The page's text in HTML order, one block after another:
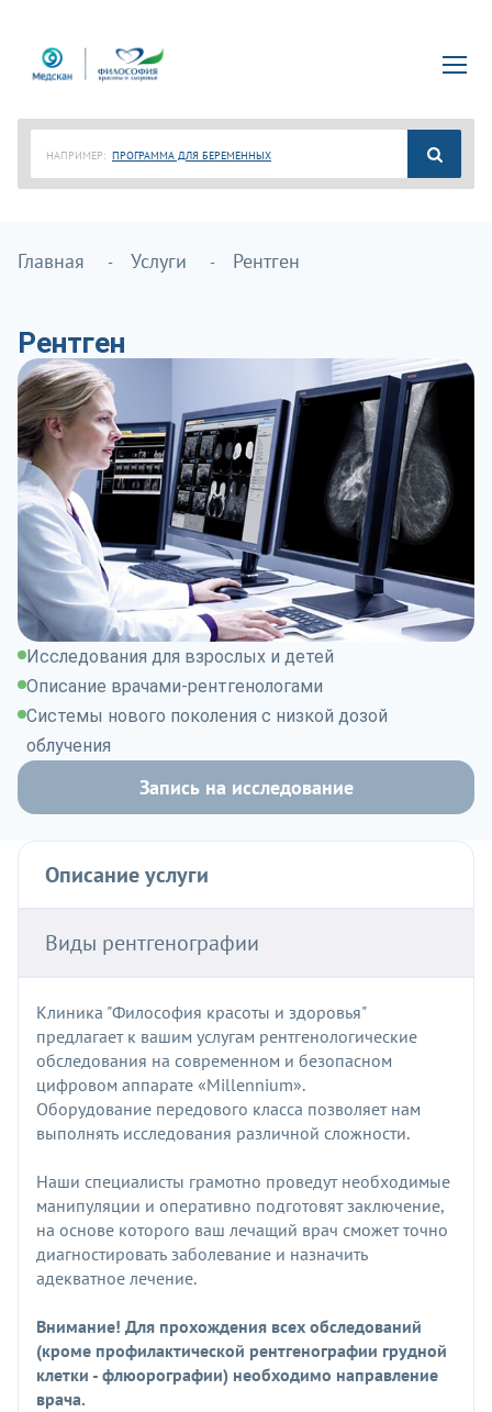
НАПРИМЕР: ПРОГРАММА ДЛЯ БЕРЕМЕННЫХ
Главная Услуги Рентген
Исследования для взрослых и детей
Описание врачами-рентгенологами
Системы нового поколения с низкой дозой
облучения
Запись на исследование
Рентген
Описание услуги
Виды рентгенографии
Клиника "Философия красоты и здоровья"
предлагает к вашим услугам рентгенологические
обследования на современном и безопасном
цифровом аппарате «Millennium».
Оборудование передового класса позволяет нам
выполнять исследования различной сложности.
Наши специалисты грамотно проведут необходимые
манипуляции и оперативно подготовят заключение,
на основе которого ваш лечащий врач сможет точно
диагностировать заболевание и назначить
адекватное лечение.
Внимание! Для прохождения всех обследований
(кроме профилактической рентгенографии грудной
клетки - флюорографии) необходимо направление
врача.